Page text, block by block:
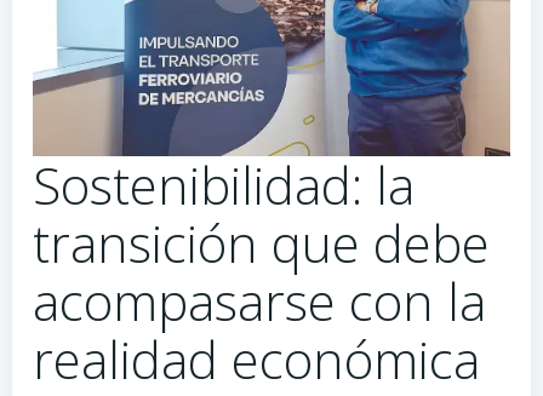
Sostenibilidad: la
transición que debe
acompasarse con la
realidad económica